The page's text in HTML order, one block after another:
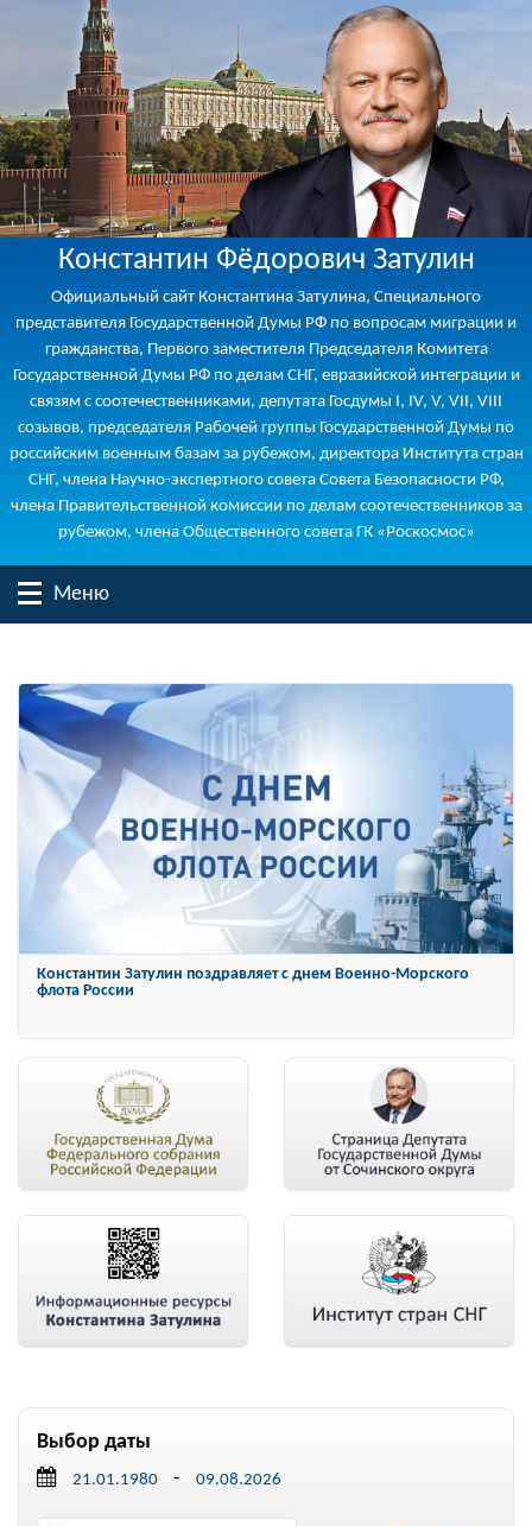
Константин Фёдорович Затулин
Официальный сайт Константина Затулина, Специального
представителя Государственной Думы РФ по вопросам миграции и
гражданства, Первого заместителя Председателя Комитета
Государственной Думы РФ по делам СНГ, евразийской интеграции и
связям с соотечественниками, депутата Госдумы I, IV, V, VII, VIII
созывов, председателя Рабочей группы Государственной Думы по
российским военным базам за рубежом, директора Института стран
СНГ, члена Научно-экспертного совета Совета Безопасности РФ,
члена Правительственной комиссии по делам соотечественников за
рубежом, члена Общественного совета ГК «Роскосмос»
Меню
Константин Затулин награжден Орденом «За заслуги перед
Отечеством» IV степени
Выбор даты
-